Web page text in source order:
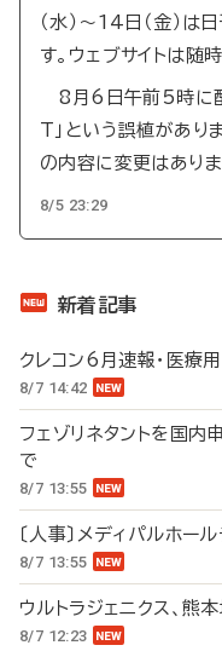
（水）～14日（金）は
す。ウェブサイトは随
8月6日午前5時に配
T」という誤植があり
の内容に変更はありま
8/5 23:29
新着記事
クレコン6月速報・医
8/7 14:42
フェゾリネタントを国
で
8/7 13:55
〔人事〕メディパルホー
8/7 13:55
ウルトラジェニクス、
8/7 12:23